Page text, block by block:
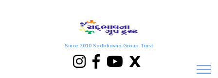
Since 2010 Sadbhavna Group Trust
X